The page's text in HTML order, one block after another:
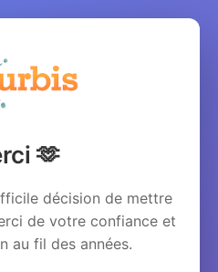
🫶
décision de mettre
de votre confiance et
au fil des années.